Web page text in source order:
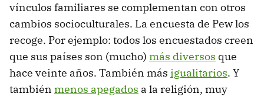
vínculos familiares se complementan con otros
cambios socioculturales. La encuesta de Pew los
recoge. Por ejemplo: todos los encuestados creen
que sus países son (mucho) más diversos que
hace veinte años. También más igualitarios. Y
también menos apegados a la religión, muy